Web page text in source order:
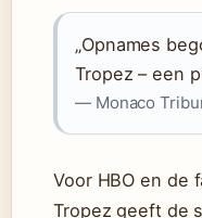
„Opnames
Tropez – een
— Monaco
Voor HBO en de
Tropez geeft de